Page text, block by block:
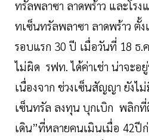
ทรัลพลาซา ลาดพร้าว และโร
ทเซ็นทรัลพลาซา ลาดพร้าว
รอบแรก 30 ปี เมื่อวันที่ 18 ธ.
ไม่ผิด รฟท. ได้ค่าเช่า น่าจะอ
เนื่องจาก ช่วงเซ็นสัญญา ยังไ
เซ็นทรัล ลงทุน บุกเบิก พลิก
เดิน”ที่หลายคนเมินเมื่อ 42